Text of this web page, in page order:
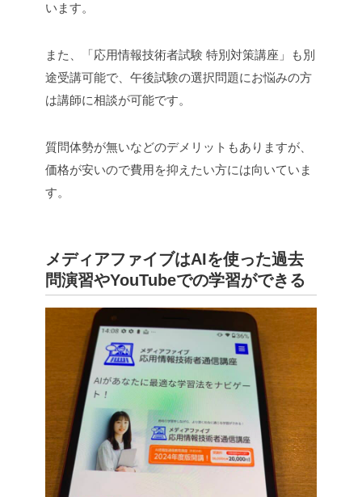
います。
また、「応用情報技術者試験 特別対策講座」も別
途受講可能で、午後試験の選択問題にお悩みの方
は講師に相談が可能です。
質問体勢が無いなどのデメリットもありますが、
価格が安いので費用を抑えたい方には向いていま
す。
メディアファイブはAIを使った過去
問演習やYouTubeでの学習ができる